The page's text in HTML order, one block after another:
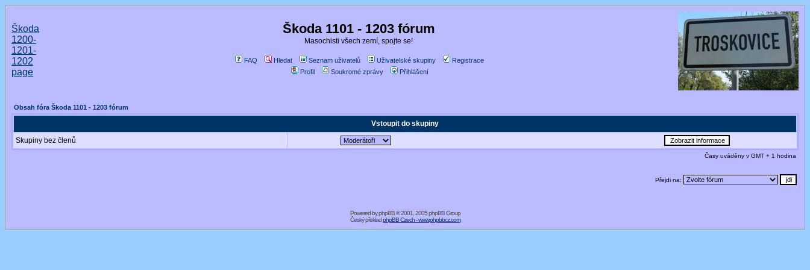
Škoda
1200-
1201-
1202
page
Škoda 1101 - 1203 fórum
Masochisti všech zemí, spojte se!
FAQ Hledat Seznam uživatelů Uživatelské skupiny
Registrace
Profil
Soukromé zprávy Přihlášení
Obsah fóra Škoda 1101 - 1203 fórum
Vstoupit do skupiny
Skupiny bez členů
Časy uváděny v GMT + 1 hodina
Přejdi na:
Powered byphpBB© 2001, 2005 phpBB Group
Český překladphpBB Czech - www.phpbbcz.com